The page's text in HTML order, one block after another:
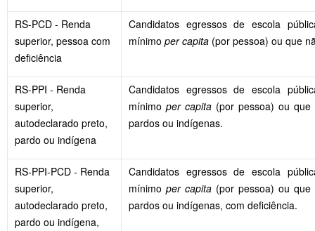
RS-PCD - Renda
superior, pessoa com
deficiência
Candidatos egressos de escola
mínimo per capita (por pessoa) ou que
RS-PPI - Renda
superior,
autodeclarado preto,
pardo ou indígena
Candidatos egressos de escola
mínimo per capita (por pessoa) ou que
pardos ou indígenas.
RS-PPI-PCD - Renda
superior,
autodeclarado preto,
pardo ou indígena,
Candidatos egressos de escola
mínimo per capita (por pessoa) ou que
pardos ou indígenas, com deficiência.